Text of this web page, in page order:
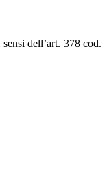
dell’art. 378 cod.